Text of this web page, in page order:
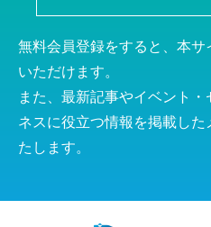
無料会員登録をすると、本
いただけます。
また、最新記事やイベント
ネスに役立つ情報を掲載し
たします。